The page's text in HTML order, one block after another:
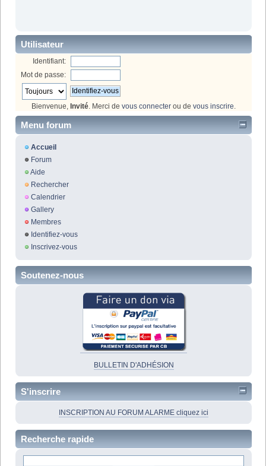
Utilisateur
Identifiant:
Mot de passe:
Bienvenue, Invité . Merci de vous connecter ou de vous inscrire
Menu forum
Accueil
Forum
Aide
Rechercher
Calendrier
Gallery
Membres
Identifiez-vous
Inscrivez-vous
Soutenez-nous
BULLETIN D'ADHÉSION
S'inscrire
INSCRIPTION AU FORUM ALARME cliquez ici
Recherche rapide